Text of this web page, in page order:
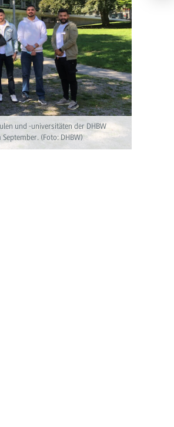
und -universitäten der DHBW
(Foto: DHBW)